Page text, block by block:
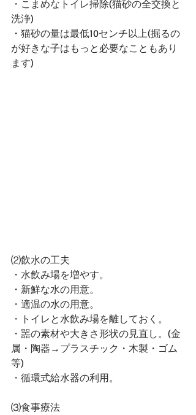
・こまめなトイレ掃除(猫砂の全交換と
洗浄)
・猫砂の量は最低10センチ以上(掘るの
が好きな子はもっと必要なこともあり
ます)
⑵飲水の工夫
・水飲み場を増やす。
・新鮮な水の用意。
・適温の水の用意。
・トイレと水飲み場を離しておく。
・噐の素材や大きさ形状の見直し。(金
属・陶器→プラスチック・木製・ゴム
等)
・循環式給水器の利用。
⑶食事療法